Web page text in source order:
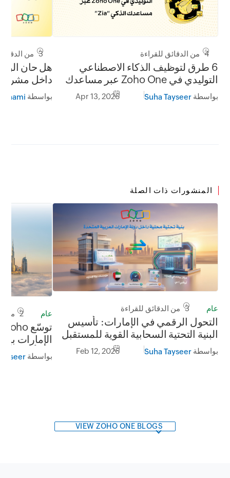
4 من الدقائق للقراءة
6 طرق لتوظيف الذكاء الاصطناعي
التوليدي في Zoho One عبر مساعدك
الذكي "Zia"
بواسطةSuha Tayseer
Apr 13, 2026
3 من الدقائق للقراءة
هل حان
داخل
بواسطة
المنشورات ذات الصلة
عام 3 من الدقائق للقراءة
التحول الرقمي في الإمارات: تأسيس
البنية التحتية السحابية القوية للمستقبل
بواسطةSuha Tayseer
Feb 12, 2026
عام 2 من الدقائق للقراءة
الإمارات
في أبوظبي
بواسطة
VIEW ZOHO ONE BLOGS